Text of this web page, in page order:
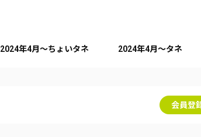
2024年4月～ちょいタネ 2024年4月～タネ
会員登